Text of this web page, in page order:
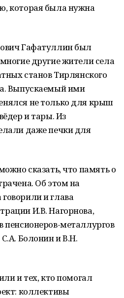
которая была нужна
Гафатуллин был
другие жители села
станов Тирлянского
Выпускаемый ими
не только для крыш
и тары. Из
даже печки для
сказать, что память о
Об этом на
и глава
И.В. Нагорнова,
пенсионеров-металлургов
Болонин и В.Н.
и тех, кто помогал
коллективы